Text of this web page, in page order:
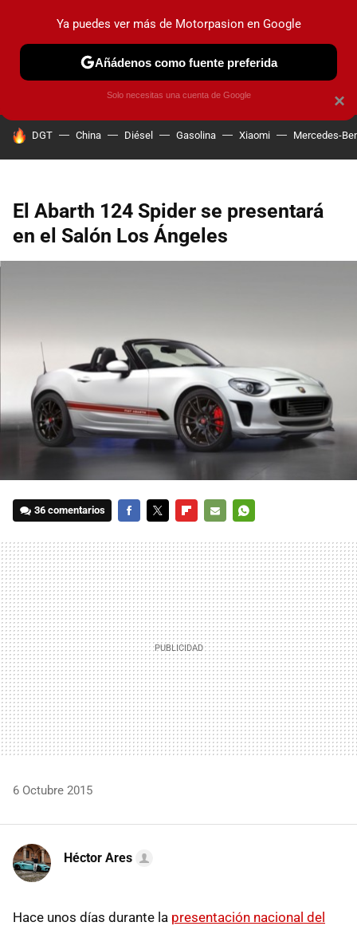
PRUEBAS COCHES ELÉCTRICOS OBSERVATORIO
HOY SE HABLA DE
DGT China Diésel Gasolina Xiaomi Mercedes-
El Abarth 124 Spider se presentará
en el Salón Los Ángeles
36 comentarios
MAIL
6 Octubre 2015
Héctor Ares
Hace unos días durante la presentación nacional del
×
Ya puedes ver más de Motorpasion en Google
Añádenos como fuente preferida
Solo necesitas una cuenta de Google